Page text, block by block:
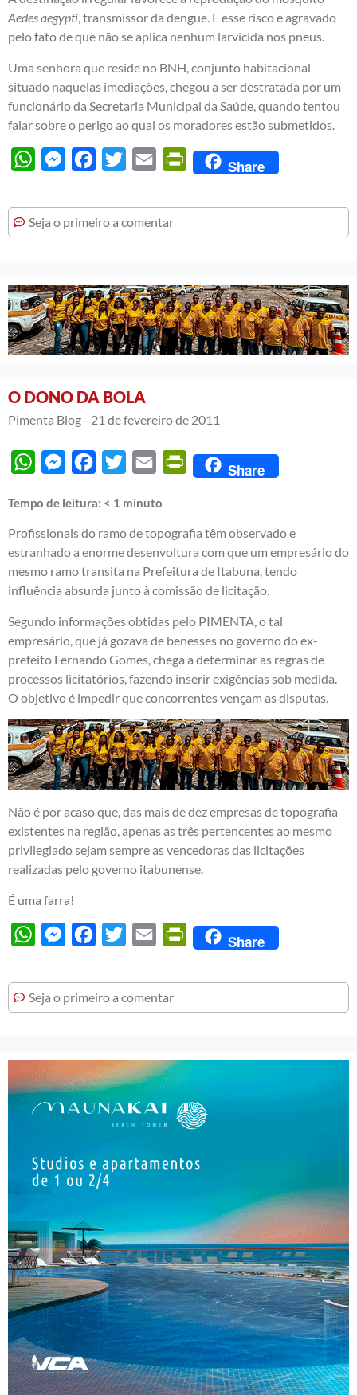
Aedes aegypti, transmissor da dengue. E esse risco é agravado
pelo fato de que não se aplica nenhum larvicida nos pneus.
Uma senhora que reside no BNH, conjunto habitacional
situado naquelas imediações, chegou a ser destratada por um
funcionário da Secretaria Municipal da Saúde, quando tentou
falar sobre o perigo ao qual os moradores estão submetidos.
WhatsAppMessengerFacebook
Twitter Email PrintFriendly
Share
Seja o primeiro a comentar
O DONO DA BOLA
Pimenta Blog - 21 de fevereiro de 2011
WhatsAppMessengerFacebook
Twitter Email PrintFriendly
Share
Tempo de leitura: < 1 minuto
Profissionais do ramo de topografia têm observado e
estranhado a enorme desenvoltura com que um empresário do
mesmo ramo transita na Prefeitura de Itabuna, tendo
influência absurda junto à comissão de licitação.
Segundo informações obtidas pelo PIMENTA, o tal
empresário, que já gozava de benesses no governo do ex-
prefeito Fernando Gomes, chega a determinar as regras de
processos licitatórios, fazendo inserir exigências sob medida.
O objetivo é impedir que concorrentes vençam as disputas.
Não é por acaso que, das mais de dez empresas de topografia
existentes na região, apenas as três pertencentes ao mesmo
privilegiado sejam sempre as vencedoras das licitações
realizadas pelo governo itabunense.
É uma farra!
WhatsAppMessengerFacebook
Twitter Email PrintFriendly
Share
Seja o primeiro a comentar